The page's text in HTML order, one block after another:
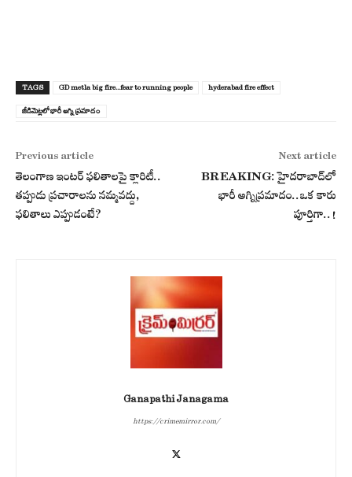
TAGS GD metla big fire...fear to running people hyderabad fire effect
జీడిమెట్ల‌లో భారీ అగ్ని ప్ర‌మాదం
Previous article
తెలంగాణ ఇంటర్ ఫలితాలపై క్లారిటీ..
తప్పుడు ప్రచారాలను నమ్మవద్దు,
ఫలితాలు ఎప్పుడంటే?
Next article
BREAKING: హైదరాబాద్‌లో
భారీ అగ్నిప్రమాదం..ఒక కారు
పూర్తిగా..!
Ganapathi Janagama
https://crimemirror.com/